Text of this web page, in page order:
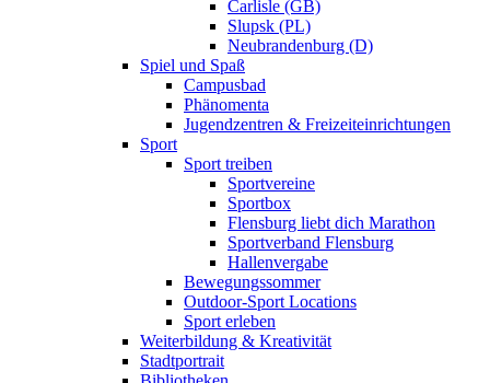
Carlisle (GB)
Slupsk (PL)
Neubrandenburg (D)
Spiel und Spaß
Campusbad
Phänomenta
Jugendzentren & Freizeiteinrichtungen
Sport
Sport treiben
Sportvereine
Sportbox
Flensburg liebt dich Marathon
Sportverband Flensburg
Hallenvergabe
Bewegungssommer
Outdoor-Sport Locations
Sport erleben
Weiterbildung & Kreativität
Stadtportrait